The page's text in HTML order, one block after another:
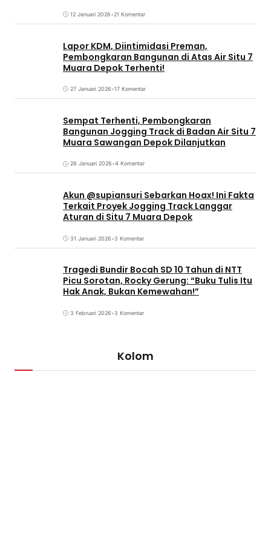
12 Januari 2026•21 Komentar
Lapor KDM, Diintimidasi Preman,
Pembongkaran Bangunan di Atas Air Situ 7
Muara Depok Terhenti!
27 Januari 2026•17 Komentar
Sempat Terhenti, Pembongkaran
Bangunan Jogging Track di Badan Air Situ 7
Muara Sawangan Depok Dilanjutkan
28 Januari 2026•4 Komentar
Akun @supiansuri Sebarkan Hoax! Ini Fakta
Terkait Proyek Jogging Track Langgar
Aturan di Situ 7 Muara Depok
31 Januari 2026•3 Komentar
Tragedi Bundir Bocah SD 10 Tahun di NTT
Picu Sorotan, Rocky Gerung: “Buku Tulis Itu
Hak Anak, Bukan Kemewahan!”
3 Februari 2026•3 Komentar
Kolom